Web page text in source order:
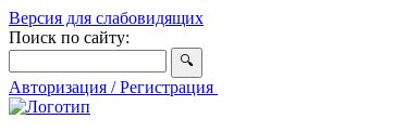
Версия для слабовидящих
Поиск по сайту:
Авторизация / Регистрация